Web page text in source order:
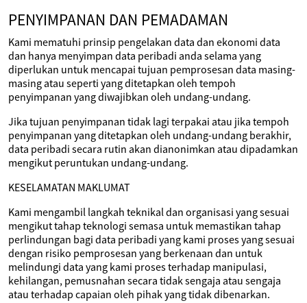
PENYIMPANAN DAN PEMADAMAN
Kami mematuhi prinsip pengelakan data dan ekonomi data
dan hanya menyimpan data peribadi anda selama yang
diperlukan untuk mencapai tujuan pemprosesan data masing-
masing atau seperti yang ditetapkan oleh tempoh
penyimpanan yang diwajibkan oleh undang-undang.
Jika tujuan penyimpanan tidak lagi terpakai atau jika tempoh
penyimpanan yang ditetapkan oleh undang-undang berakhir,
data peribadi secara rutin akan dianonimkan atau dipadamkan
mengikut peruntukan undang-undang.
KESELAMATAN MAKLUMAT
Kami mengambil langkah teknikal dan organisasi yang sesuai
mengikut tahap teknologi semasa untuk memastikan tahap
perlindungan bagi data peribadi yang kami proses yang sesuai
dengan risiko pemprosesan yang berkenaan dan untuk
melindungi data yang kami proses terhadap manipulasi,
kehilangan, pemusnahan secara tidak sengaja atau sengaja
atau terhadap capaian oleh pihak yang tidak dibenarkan.